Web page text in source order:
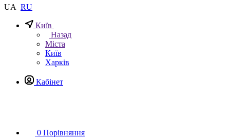
UA RU
Київ
Назад
Міста
Київ
Харків
Кабінет
0 Порівняння